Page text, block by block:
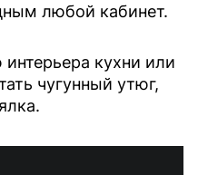
любой кабинет.
кухни или
чугунный утюг,